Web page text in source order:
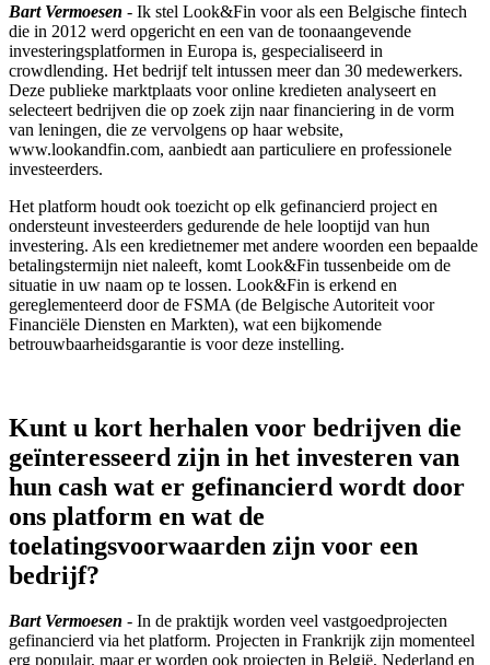
Bart Vermoesen - Ik stel Look&Fin voor als een Belgische fintech
die in 2012 werd opgericht en een van de toonaangevende
investeringsplatformen in Europa is, gespecialiseerd in
crowdlending. Het bedrijf telt intussen meer dan 30 medewerkers.
Deze publieke marktplaats voor online kredieten analyseert en
selecteert bedrijven die op zoek zijn naar financiering in de vorm
van leningen, die ze vervolgens op haar website,
www.lookandfin.com, aanbiedt aan particuliere en professionele
investeerders.
Het platform houdt ook toezicht op elk gefinancierd project en
ondersteunt investeerders gedurende de hele looptijd van hun
investering. Als een kredietnemer met andere woorden een bepaalde
betalingstermijn niet naleeft, komt Look&Fin tussenbeide om de
situatie in uw naam op te lossen. Look&Fin is erkend en
gereglementeerd door de FSMA (de Belgische Autoriteit voor
Financiële Diensten en Markten), wat een bijkomende
betrouwbaarheidsgarantie is voor deze instelling.
Kunt u kort herhalen voor bedrijven die
geïnteresseerd zijn in het investeren van
hun cash wat er gefinancierd wordt door
ons platform en wat de
toelatingsvoorwaarden zijn voor een
bedrijf?
Bart Vermoesen - In de praktijk worden veel vastgoedprojecten
gefinancierd via het platform. Projecten in Frankrijk zijn momenteel
erg populair, maar er worden ook projecten in België, Nederland en